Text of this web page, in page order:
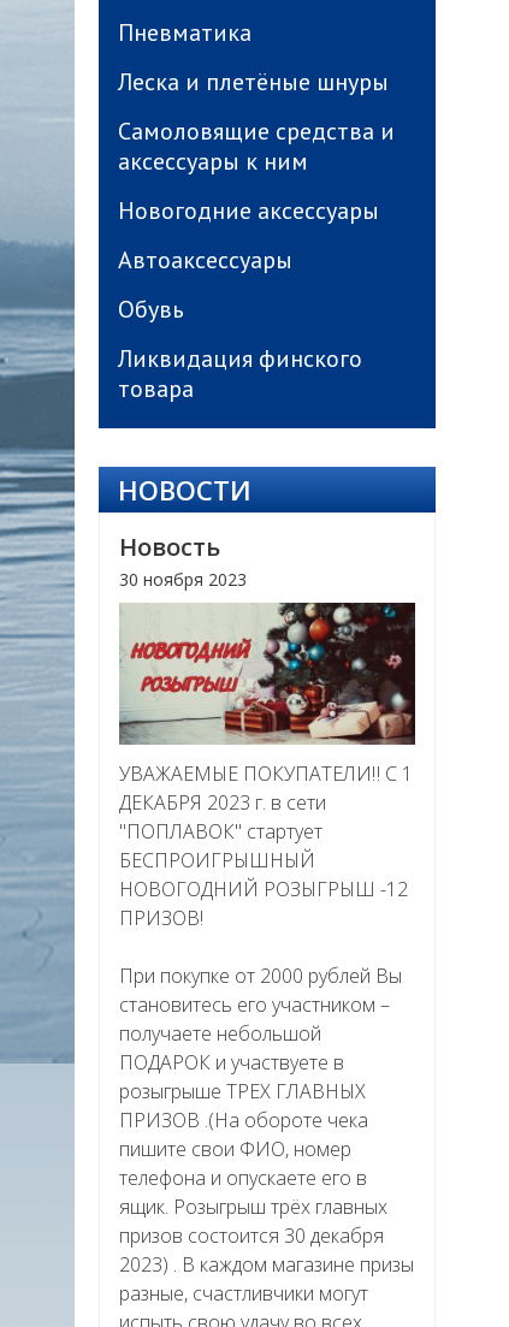
Пневматика
Леска и плетёные шнуры
Самоловящие средства и
аксессуары к ним
Новогодние аксессуары
Автоаксессуары
Обувь
Ликвидация финского
товара
НОВОСТИ
Новость
30 ноября 2023
УВАЖАЕМЫЕ ПОКУПАТЕЛИ‼ С 1
ДЕКАБРЯ 2023 г. в сети
"ПОПЛАВОК" стартует
БЕСПРОИГРЫШНЫЙ
НОВОГОДНИЙ РОЗЫГРЫШ -12
ПРИЗОВ!
При покупке от 2000 рублей Вы
становитесь его участником –
получаете небольшой
ПОДАРОК и участвуете в
розыгрыше ТРЕХ ГЛАВНЫХ
ПРИЗОВ .(На обороте чека
пишите свои ФИО, номер
телефона и опускаете его в
ящик. Розыгрыш трёх главных
призов состоится 30 декабря
2023) . В каждом магазине призы
разные, счастливчики могут